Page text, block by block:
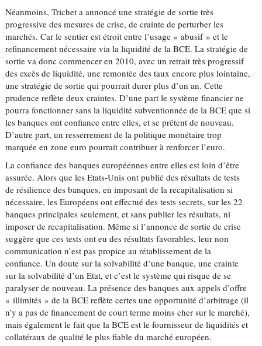
Néanmoins, Trichet a annoncé une stratégie de sortie très
progressive des mesures de crise, de crainte de perturber les
marchés. Car le sentier est étroit entre l’usage « abusif » et le
refinancement nécessaire via la liquidité de la BCE. La stratégie de
sortie va donc commencer en 2010, avec un retrait très progressif
des excès de liquidité, une remontée des taux encore plus lointaine,
une stratégie de sortie qui pourrait durer plus d’un an. Cette
prudence reflète deux craintes. D’une part le système financier ne
pourra fonctionner sans la liquidité subventionnée de la BCE que si
les banques ont confiance entre elles, et se prêtent de nouveau.
D’autre part, un resserrement de la politique monétaire trop
marquée en zone euro pourrait contribuer à renforcer l’euro.
La confiance des banques européennes entre elles est loin d’être
assurée. Alors que les Etats-Unis ont publié des résultats de tests
de résilience des banques, en imposant de la recapitalisation si
nécessaire, les Européens ont effectué des tests secrets, sur les 22
banques principales seulement, et sans publier les résultats, ni
imposer de recapitalisation. Même si l’annonce de sortie de crise
suggère que ces tests ont eu des résultats favorables, leur non
communication n’est pas propice au rétablissement de la
confiance. Un doute sur la solvabilité d’une banque, une crainte
sur la solvabilité d’un Etat, et c’est le système qui risque de se
paralyser de nouveau. La présence des banques aux appels d’offre
« illimités » de la BCE reflète certes une opportunité d’arbitrage (il
n’y a pas de financement de court terme moins cher sur le marché),
mais également le fait que la BCE est le fournisseur de liquidités et
collatéraux de qualité le plus fiable du marché européen.